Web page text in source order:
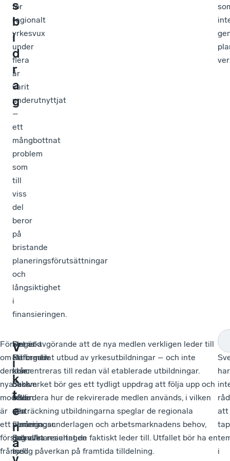
för
regionalt
yrkesvux
under
flera
år
varit
underutnyttjat
–
ett
mångbottnat
problem
som
till
viss
del
beror
på
bristande
planeringsförutsättningar
och
långsiktighet
i
finansieringen.
s
b
i
d
r
a
g
Förslaget
om
den
nya
modellen
är
ett
förslag
från
Svenskt
Näringsliv
står
bakom
både
den
fleråriga
grundfinansieringen
med
–
Reformen
löser
dock
inte
alla
utmaningar.
Behovet
av
V
i
k
t
e
n
a
Det är avgörande att de nya medlen verkligen leder till
ett breddat utbud av yrkesutbildningar – och inte
koncentreras till redan väl etablerade utbildningar.
Skolverket bör ges ett tydligt uppdrag att följa upp och
utvärdera hur de rekvirerade medlen används, i vilken
utsträckning utbildningarna speglar de regionala
planeringsunderlagen och arbetsmarknadens behov,
och vilka resultat de faktiskt leder till. Utfallet bör ha en
tydlig påverkan på framtida tilldelning.
–
har
råd
att
i